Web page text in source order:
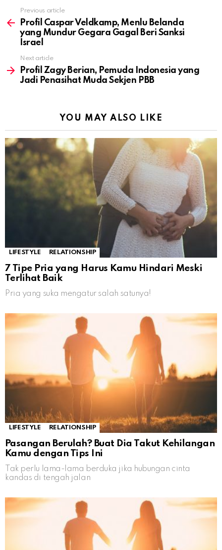
more
Previous article
Profil Caspar Veldkamp, Menlu Belanda
yang Mundur Gegara Gagal Beri Sanksi
Israel
Next article
Profil Zagy Berian, Pemuda Indonesia yang
Jadi Penasihat Muda Sekjen PBB
YOU MAY ALSO LIKE
LIFESTYLE RELATIONSHIP
7 Tipe Pria yang Harus Kamu Hindari Meski
Terlihat Baik
Pria yang suka mengatur salah satunya!
LIFESTYLE RELATIONSHIP
Pasangan Berulah? Buat Dia Takut Kehilangan
Kamu dengan Tips Ini
Tak perlu lama-lama berduka jika hubungan cinta
kandas di tengah jalan